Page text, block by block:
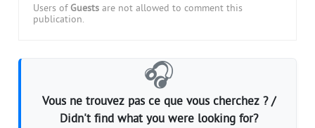
Users of Guests are not allowed to comment this
publication.
🎧
Vous ne trouvez pas ce que vous cherchez ? /
Didn't find what you were looking for?